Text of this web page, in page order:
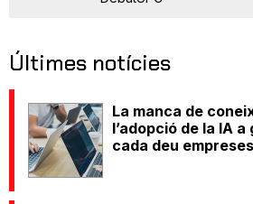
Últimes notícies
La manca de
l’adopció de la IA
cada deu